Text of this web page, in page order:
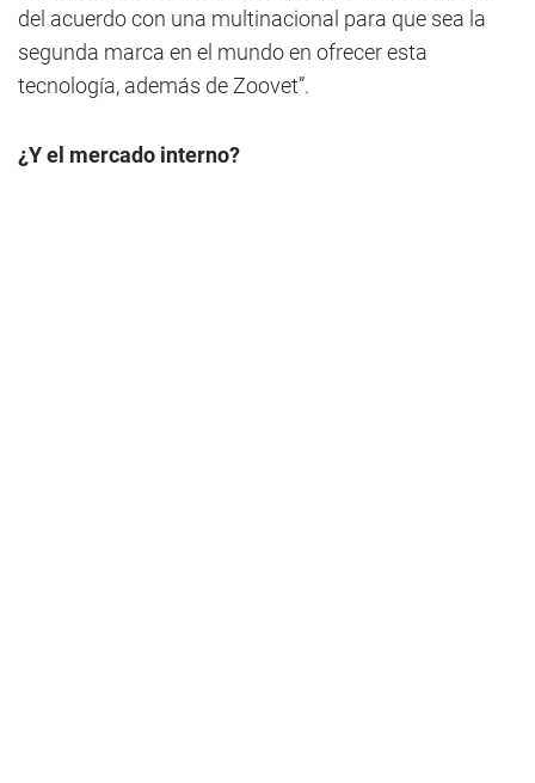
del acuerdo con una multinacional para que sea la
segunda marca en el mundo en ofrecer esta
tecnología, además de Zoovet”.
¿Y el mercado interno?